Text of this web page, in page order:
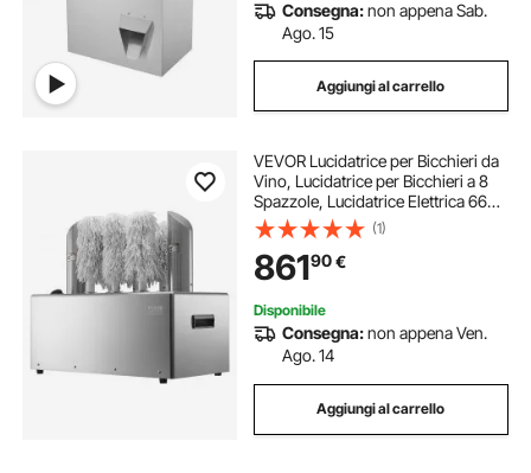
Consegna:non appena Sab.
Ago. 15
Aggiungi al carrello
VEVOR Lucidatrice per Bicchieri da
Vino, Lucidatrice per Bicchieri a 8
Spazzole, Lucidatrice Elettrica 660
Tazze/Ora per Bicchieri da
Champagne, Boccali da Birra,
Boccali, per Bar, Ristoranti, Cucine
(1)
86190€
Disponibile
Consegna:non appena Ven.
Ago. 14
Aggiungi al carrello